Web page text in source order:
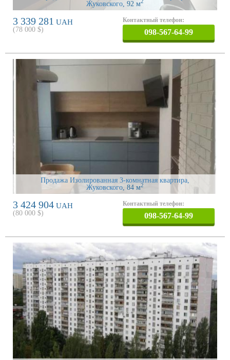
Жуковского , 92 м2
3 339 281 UAH
(78 000 $)
Контактный телефон:
098-567-64-99
Продажа Изолированная 3-комнатная квартира,
Жуковского, 84 м2
3 424 904 UAH
(80 000 $)
Контактный телефон:
098-567-64-99